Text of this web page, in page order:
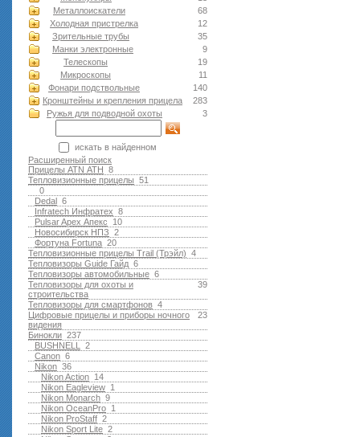
68
Металлоискатели
12
Холодная пристрелка
35
Зрительные трубы
9
Манки электронные
19
Телескопы
11
Микроскопы
140
Фонари подствольные
283
Кронштейны и крепления прицела
3
Ружья для подводной оxоты
искать в найденном
Расширенный поиск
8
Прицелы ATN АТН
51
Тепловизионные прицелы
0
6
Dedal
8
Infratech Инфратех
10
Pulsar Apex Апекс
2
Новосибирск НПЗ
20
Фортуна Fortuna
4
Тепловизионные прицелы Trail (Трэйл)
6
Тепловизоры Guide Гайд
6
Тепловизоры автомобильные
39
Тепловизоры для охоты и
строительства
4
Тепловизоры для смартфонов
23
Цифровые прицелы и приборы ночного
видения
237
Бинокли
2
BUSHNELL
6
Canon
36
Nikon
14
Nikon Action
1
Nikon Eagleview
9
Nikon Monarch
1
Nikon OceanPro
2
Nikon ProStaff
2
Nikon Sport Lite